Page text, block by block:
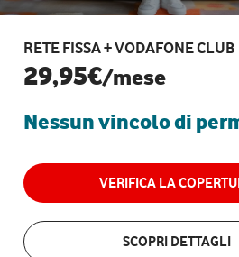
RETE FISSA + VODAFONE CLUB
29,95€/mese
Nessun vincolo di
VERIFICA LA
SCOPRI DETTAGLI